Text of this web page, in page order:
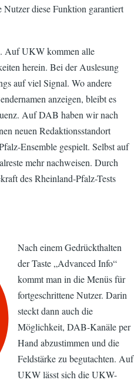
Nutzer diese Funktion garantiert
Auf UKW kommen alle
herein. Bei der Auslesung
auf viel Signal. Wo andere
anzeigen, bleibt es
Auf DAB haben wir nach
neuen Redaktionsstandort
Ensemble gespielt. Selbst auf
mehr nachweisen. Durch
des Rheinland-Pfalz-Tests
Nach einem Gedrückthalten
der Taste „Advanced Info“
kommt man in die Menüs für
fortgeschrittene Nutzer. Darin
steckt dann auch die
Möglichkeit, DAB-Kanäle per
Hand abzustimmen und die
Feldstärke zu begutachten. Auf
UKW lässt sich die UKW-